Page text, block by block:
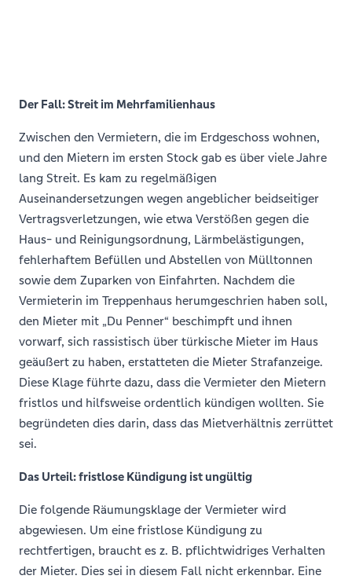
Der Fall: Streit im Mehrfamilienhaus
Zwischen den Vermietern, die im Erdgeschoss wohnen,
und den Mietern im ersten Stock gab es über viele Jahre
lang Streit. Es kam zu regelmäßigen
Auseinandersetzungen wegen angeblicher beidseitiger
Vertragsverletzungen, wie etwa Verstößen gegen die
Haus- und Reinigungsordnung, Lärmbelästigungen,
fehlerhaftem Befüllen und Abstellen von Mülltonnen
sowie dem Zuparken von Einfahrten. Nachdem die
Vermieterin im Treppenhaus herumgeschrien haben soll,
den Mieter mit „Du Penner“ beschimpft und ihnen
vorwarf, sich rassistisch über türkische Mieter im Haus
geäußert zu haben, erstatteten die Mieter Strafanzeige.
Diese Klage führte dazu, dass die Vermieter den Mietern
fristlos und hilfsweise ordentlich kündigen wollten. Sie
begründeten dies darin, dass das Mietverhältnis zerrüttet
sei.
Das Urteil: fristlose Kündigung ist ungültig
Die folgende Räumungsklage der Vermieter wird
abgewiesen. Um eine fristlose Kündigung zu
rechtfertigen, braucht es z. B. pflichtwidriges Verhalten
der Mieter. Dies sei in diesem Fall nicht erkennbar. Eine